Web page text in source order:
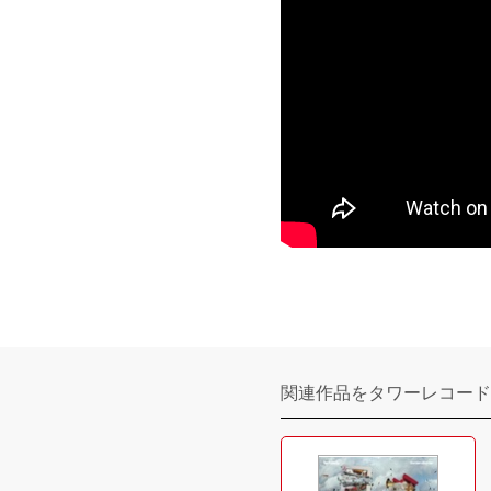
関連作品をタワーレコー